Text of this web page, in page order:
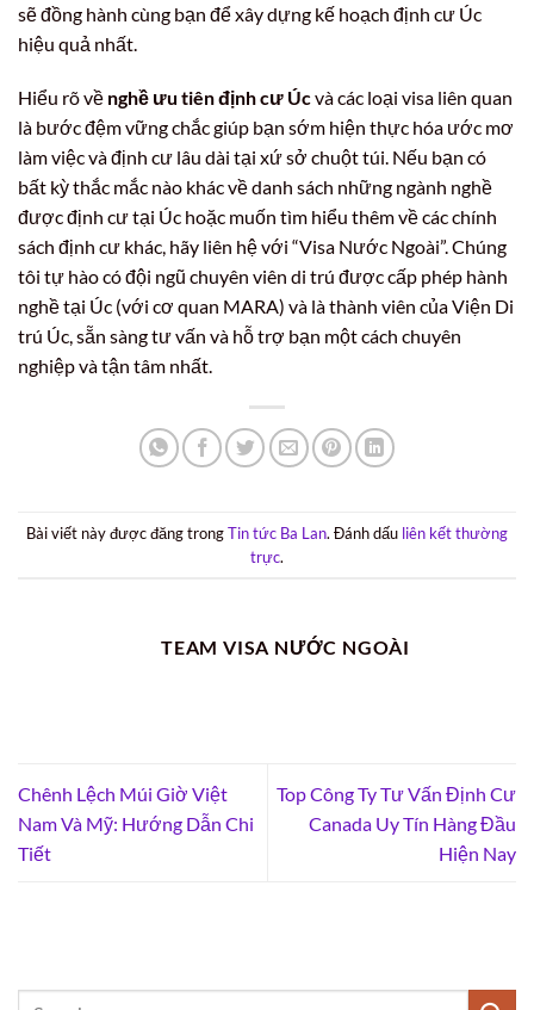
sẽ đồng hành cùng bạn để xây dựng kế hoạch định cư Úc
hiệu quả nhất.
Hiểu rõ về nghề ưu tiên định cư Úcvà các loại visa liên quan
là bước đệm vững chắc giúp bạn sớm hiện thực hóa ước mơ
làm việc và định cư lâu dài tại xứ sở chuột túi. Nếu bạn có
bất kỳ thắc mắc nào khác về danh sách những ngành nghề
được định cư tại Úc hoặc muốn tìm hiểu thêm về các chính
sách định cư khác, hãy liên hệ với “Visa Nước Ngoài”. Chúng
tôi tự hào có đội ngũ chuyên viên di trú được cấp phép hành
nghề tại Úc (với cơ quan MARA) và là thành viên của Viện Di
trú Úc, sẵn sàng tư vấn và hỗ trợ bạn một cách chuyên
nghiệp và tận tâm nhất.
Bài viết này được đăng trongTin tức Ba Lan. Đánh dấu liên kết thường
trực.
TEAM VISA NƯỚC NGOÀI
Chênh Lệch Múi Giờ Việt
Nam Và Mỹ: Hướng Dẫn Chi
Tiết
Top Công Ty Tư Vấn Định Cư
Canada Uy Tín Hàng Đầu
Hiện Nay